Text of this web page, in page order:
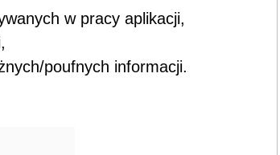
w pracy aplikacji,
poufnych informacji.